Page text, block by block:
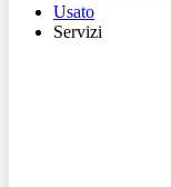
Usato
Servizi